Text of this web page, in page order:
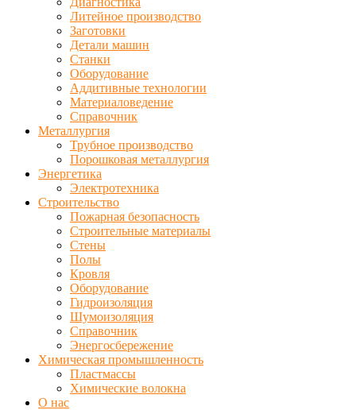
Литейное производство
Заготовки
Детали машин
Станки
Оборудование
Аддитивные технологии
Материаловедение
Справочник
Металлургия
Трубное производство
Порошковая металлургия
Энергетика
Электротехника
Строительство
Пожарная безопасность
Строительные материалы
Стены
Полы
Кровля
Оборудование
Гидроизоляция
Шумоизоляция
Справочник
Энергосбережение
Химическая промышленность
Пластмассы
Химические волокна
О нас